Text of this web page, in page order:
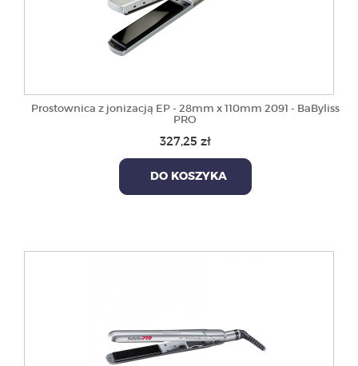
Prostownica z jonizacją EP - 28mm x 110mm 2091 - BaByliss
PRO
327,25 zł
DO KOSZYKA